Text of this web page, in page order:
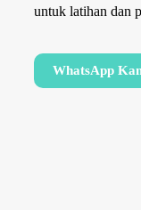
untuk latihan dan
WhatsApp